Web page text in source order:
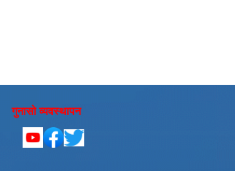
गुनासो व्यवस्थापन